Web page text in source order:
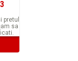
pretul
sa